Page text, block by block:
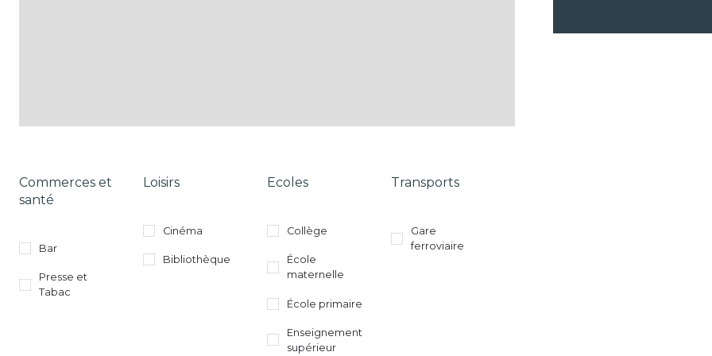
Commerces et
santé
Bar
Presse et
Tabac
Loisirs
Cinéma
Bibliothèque
Ecoles
Collège
École
maternelle
École primaire
Enseignement
supérieur
Transports
Gare
ferroviaire